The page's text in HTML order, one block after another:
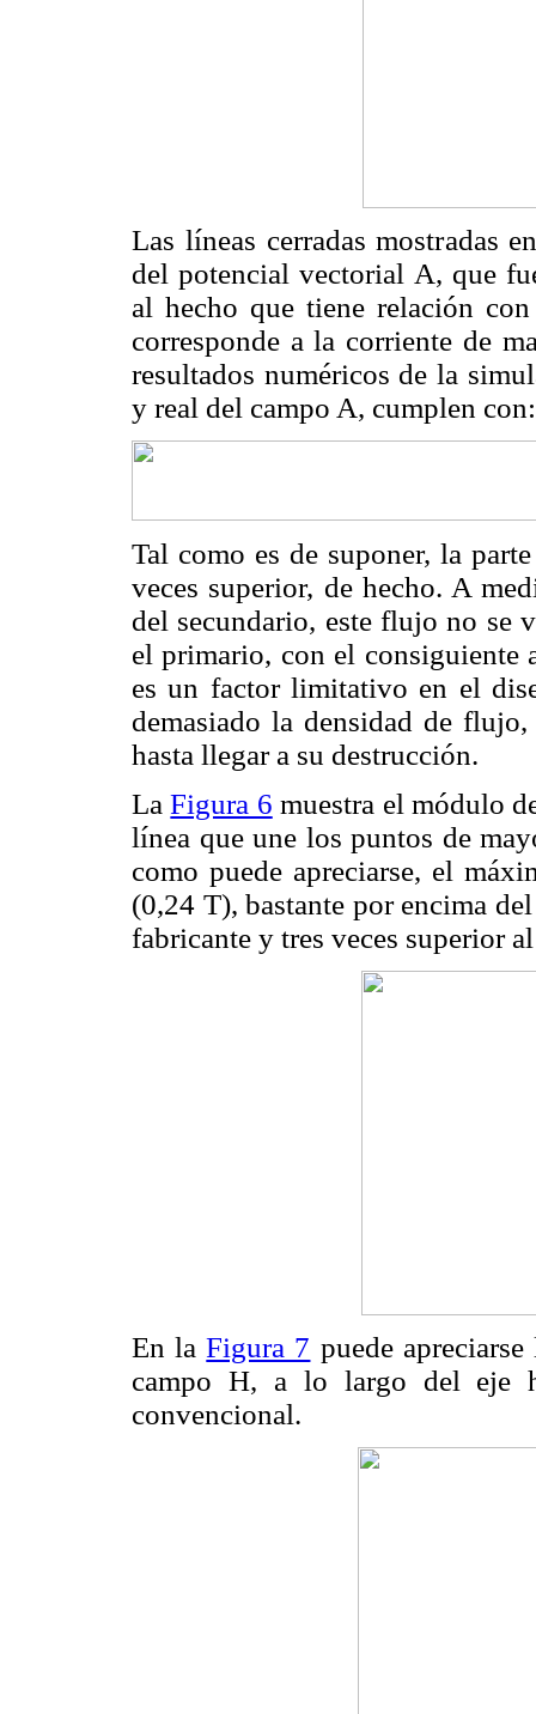
Las líneas cerradas mostradas
del potencial vectorial A, que
al hecho que tiene relación
corresponde a la corriente de
resultados numéricos de la
y real del campo A, cumplen con:
Tal como es de suponer, la
veces superior, de hecho. A
del secundario, este flujo no se
el primario, con el consiguiente
es un factor limitativo en el
demasiado la densidad de
hasta llegar a su destrucción.
LaFigura 6 muestra el módulo
línea que une los puntos de
como puede apreciarse, el
(0,24 T), bastante por encima
fabricante y tres veces superior
En laFigura 7 puede
campo H, a lo largo del eje
convencional.